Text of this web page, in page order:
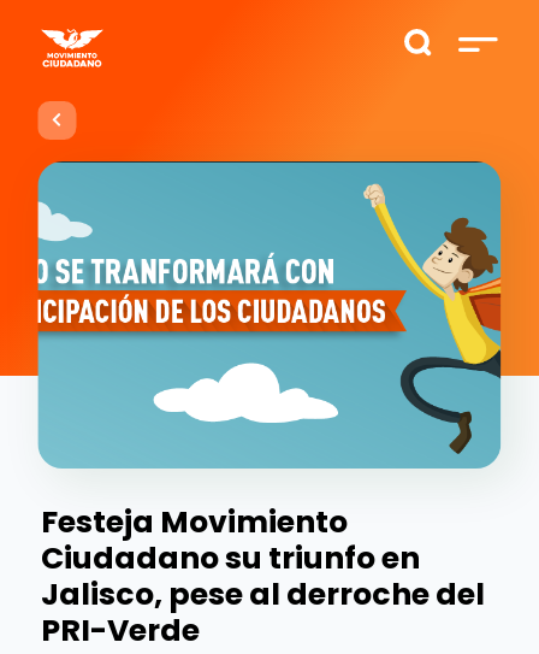
Festeja Movimiento
Ciudadano su triunfo en
Jalisco, pese al derroche del
PRI-Verde